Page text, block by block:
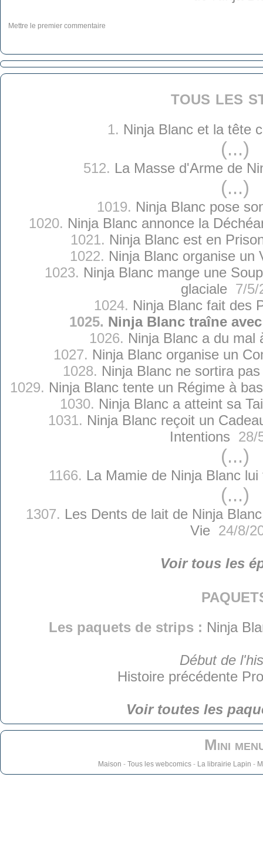
Mettre le premier commentaire
tous les
1. Ninja Blanc et la tête
(...)
512. La Masse d'Arme de
(...)
1019. Ninja Blanc pose
1020. Ninja Blanc annonce la
1021. Ninja Blanc est en
1022. Ninja Blanc organise un
1023. Ninja Blanc mange une
glaciale7/5/
1024. Ninja Blanc fait des
1025. Ninja Blanc traîne
1026. Ninja Blanc a du mal
1027. Ninja Blanc organise un
1028. Ninja Blanc ne sortira
1029. Ninja Blanc tente un Régime à
1030. Ninja Blanc a atteint sa
1031. Ninja Blanc reçoit un
Intentions 28/
(...)
1166. La Mamie de Ninja Blanc
(...)
1307. Les Dents de lait de Ninja
Vie24/8/
Voir tous les
Les paquets de strips : Ninja
Début de
Histoire précédente
Voir toutes les
Mini
Maison - Tous les webcomics- La librairie Lapin -